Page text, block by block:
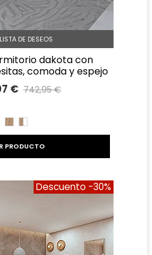
DE DESEOS
comoda y espejo
€ 742,95 €
ROBLEROBLE
PRODUCTO
Descuento -30%